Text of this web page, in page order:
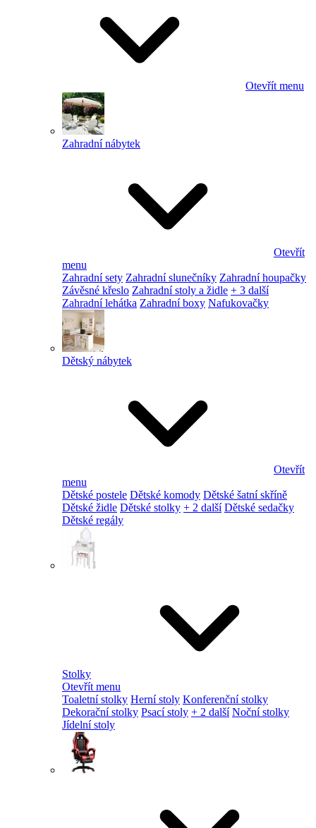
Otevřít menu
Zahradní nábytek
Otevřít
menu
Zahradní sety Zahradní slunečníky Zahradní houpačky
Závěsné křeslo Zahradní stoly a židle + 3 další
Zahradní lehátka Zahradní boxy Nafukovačky
Dětský nábytek
Otevřít
menu
Dětské postele Dětské komody Dětské šatní skříně
Dětské židle Dětské stolky + 2 další Dětské sedačky
Dětské regály
Stolky
Otevřít menu
Toaletní stolky Herní stoly Konferenční stolky
Dekorační stolky Psací stoly + 2 další Noční stolky
Jídelní stoly